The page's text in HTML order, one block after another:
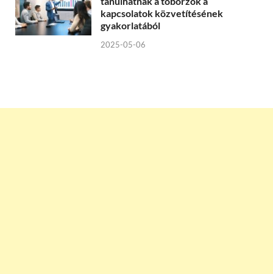
kapcsolatok közvetítésének
gyakorlatából
2025-05-06